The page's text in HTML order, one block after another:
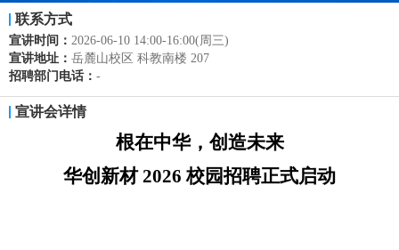
联系方式
宣讲时间： 2026-06-10 14:00-16:00(周三)
宣讲地址： 岳麓山校区 科教南楼 207
招聘部门电话： -
宣讲会详情
根在中华，创造未来
华创新材 2026 校园招聘正式启动